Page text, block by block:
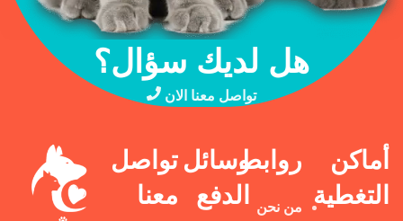
هل لديك سؤال؟
تواصل معنا الان
أماكن
التغطية
روابط
من نحن
وسائل
الدفع
تواصل
معنا